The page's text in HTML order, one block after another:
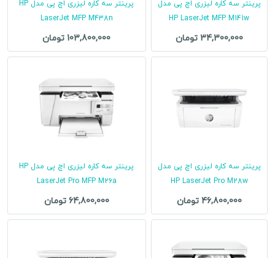
پرینتر سه کاره لیزری اچ پی مدل
HP LaserJet MFP M141w
34,300,000 تومان
پرینتر سه کاره لیزری اچ پی مدل HP
LaserJet MFP M438n
103,800,000 تومان
پرینتر سه کاره لیزری اچ پی مدل
HP LaserJet Pro M28w
46,800,000 تومان
پرینتر سه کاره لیزری اچ پی مدل HP
LaserJet Pro MFP M26a
64,800,000 تومان